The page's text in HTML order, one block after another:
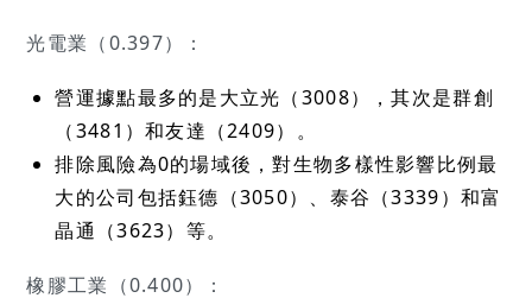
光電業（0.397）：
營運據點最多的是大立光（3008），其次是群創
（3481）和友達（2409）。
排除風險為0的場域後，對生物多樣性影響比例最
大的公司包括鈺德（3050）、泰谷（3339）和富
晶通（3623）等。
橡膠工業（0.400）：